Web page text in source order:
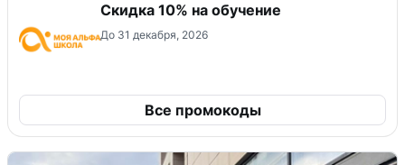
Скидка 10% на обучение
До 31 декабря, 2026
Все промокоды